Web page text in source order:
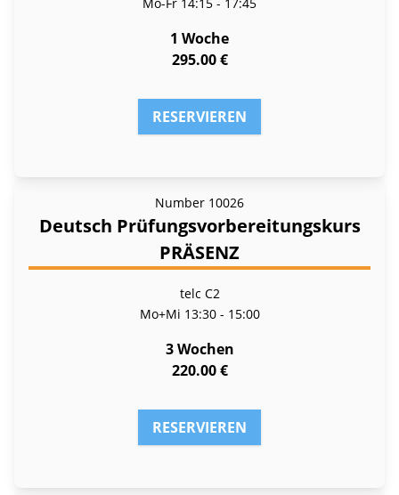
1 Woche
295.00 €
RESERVIEREN
Number 10026
Deutsch Prüfungsvorbereitungskurs
PRÄSENZ
telc C2
Mo+Mi 13:30 - 15:00
3 Wochen
220.00 €
RESERVIEREN